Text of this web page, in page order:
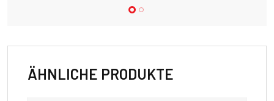
ÄHNLICHE PRODUKTE